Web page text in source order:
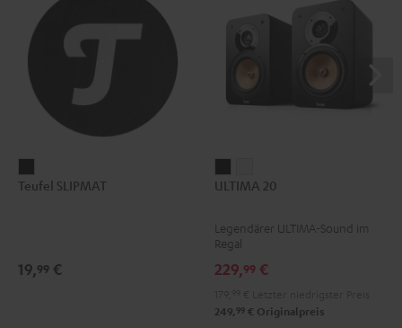
SLIPMAT
Teufel SLIPMAT
19,99 €
20 20
ULTIMA 20
Legendärer ULTIMA-Sound im
Regal
229,99 €
249, 99 € Originalpreis